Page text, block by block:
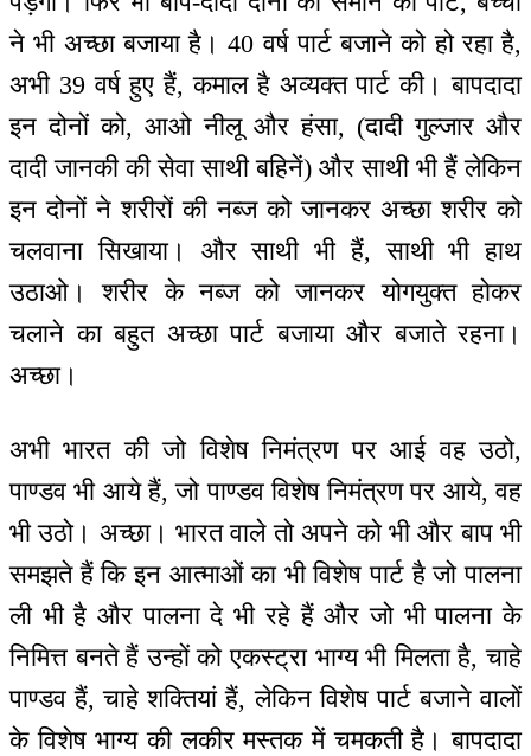
ने भी अच्छा बजाया है। 40 वर्ष पार्ट बजाने को हो रहा है,
अभी 39 वर्ष हुए हैं, कमाल है अव्यक्त पार्ट की। बापदादा
इन दोनों को, आओ नीलू और हंसा, (दादी गुल्जार और
दादी जानकी की सेवा साथी बहिनें) और साथी भी हैं लेकिन
इन दोनों ने शरीरों की नब्ज को जानकर अच्छा शरीर को
चलवाना सिखाया। और साथी भी हैं, साथी भी हाथ
उठाओ। शरीर के नब्ज को जानकर योगयुक्त होकर
चलाने का बहुत अच्छा पार्ट बजाया और बजाते रहना।
अच्छा।
अभी भारत की जो विशेष निमंत्रण पर आई वह उठो,
पाण्डव भी आये हैं, जो पाण्डव विशेष निमंत्रण पर आये, वह
भी उठो। अच्छा। भारत वाले तो अपने को भी और बाप भी
समझते हैं कि इन आत्माओं का भी विशेष पार्ट है जो पालना
ली भी है और पालना दे भी रहे हैं और जो भी पालना के
निमित्त बनते हैं उन्हों को एकस्ट्रा भाग्य भी मिलता है, चाहे
पाण्डव हैं, चाहे शक्तियां हैं, लेकिन विशेष पार्ट बजाने वालों
के विशेष भाग्य की लकीर मस्तक में चमकती है। बापदादा